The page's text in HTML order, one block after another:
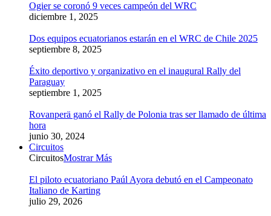
Ogier se coronó 9 veces campeón del WRC
diciembre 1, 2025
Dos equipos ecuatorianos estarán en el WRC de Chile 2025
septiembre 8, 2025
Éxito deportivo y organizativo en el inaugural Rally del
Paraguay
septiembre 1, 2025
Rovanperä ganó el Rally de Polonia tras ser llamado de última
hora
junio 30, 2024
Circuitos
CircuitosMostrar Más
El piloto ecuatoriano Paúl Ayora debutó en el Campeonato
Italiano de Karting
julio 29, 2026